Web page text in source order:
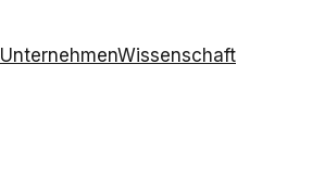
UnternehmenWissenschaft